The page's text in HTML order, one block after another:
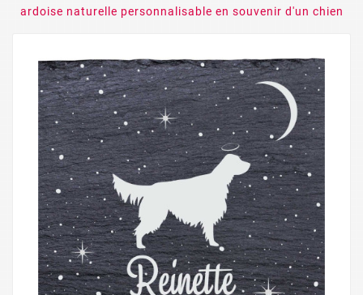
ardoise naturelle personnalisable en souvenir d'un chien